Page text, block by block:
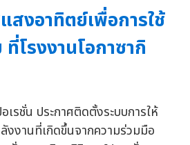
สงอาทิตย์เพื่อการใช้
โรงงานโอกาซากิ
รชั่น ประกาศติดตั้งระบบการให้
งงานที่เกิดขึ้นจากความร่วมมือ